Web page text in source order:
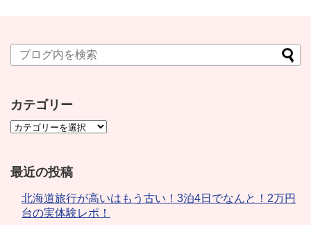
カテゴリー
最近の投稿
北海道旅行が高いはもう古い！3泊4日でなんと！2万円
台の実体験レポ！